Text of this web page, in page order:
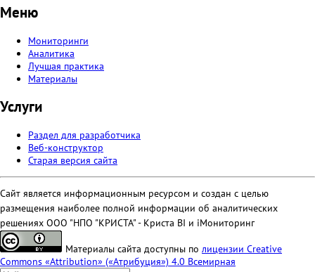
Меню
Мониторинги
Аналитика
Лучшая практика
Материалы
Услуги
Раздел для разработчика
Веб-конструктор
Старая версия сайта
Сайт является информационным ресурсом и создан с целью
размещения наиболее полной информации об аналитических
решениях ООО "НПО "КРИСТА" - Криста BI и iМониторинг
Материалы сайта доступны по лицензии Creative
Commons «Attribution» («Атрибуция») 4.0 Всемирная